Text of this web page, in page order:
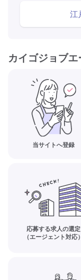
江
カイゴジョブ
当サイトへ登録
応募する求人の選定
（エージェント対応）